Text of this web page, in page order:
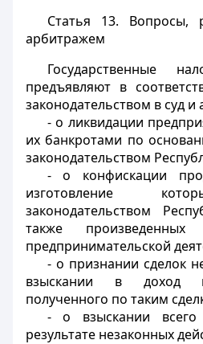
Статья 13. Вопросы,
арбитражем
Государственные
предъявляют в
законодательством в суд и
- о ликвидации
их банкротами по
законодательством
- о конфискации
изготовление
законодательством
также произведенных
предпринимательской
- о признании сделок
взыскании в доход
полученного по таким
- о взыскании всего
результате незаконных